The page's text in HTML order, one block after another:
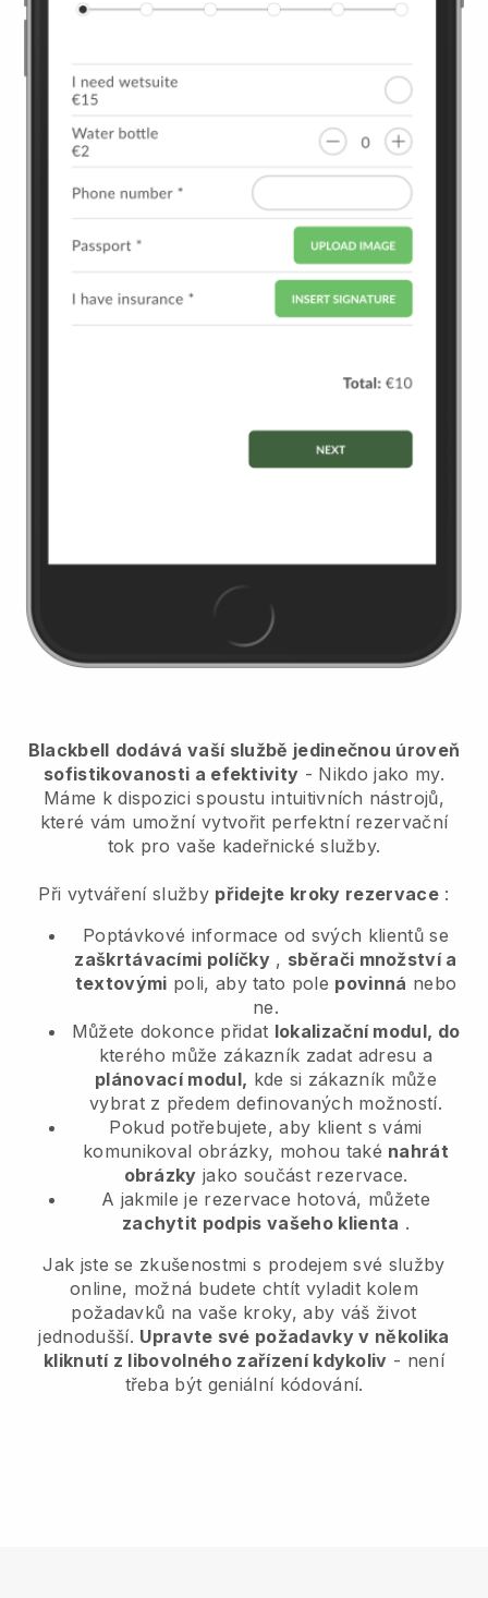
Blackbell dodává vaší službě jedinečnou úroveň
sofistikovanosti a efektivity - Nikdo jako my.
Máme k dispozici spoustu intuitivních nástrojů,
které vám umožní vytvořit perfektní rezervační
tok pro vaše kadeřnické služby.
Při vytváření služby přidejte kroky rezervace:
Poptávkové informace od svých klientů se
zaškrtávacími políčky , sběrači množství a
textovými poli, aby tato pole povinná nebo
ne.
Můžete dokonce přidat lokalizační modul, do
kterého může zákazník zadat adresu a
plánovací modul, kde si zákazník může
vybrat z předem definovaných možností.
Pokud potřebujete, aby klient s vámi
komunikoval obrázky, mohou také nahrát
obrázky jako součást rezervace.
A jakmile je rezervace hotová, můžete
zachytit podpis vašeho klienta .
Jak jste se zkušenostmi s prodejem své služby
online, možná budete chtít vyladit kolem
požadavků na vaše kroky, aby váš život
jednodušší. Upravte své požadavky v několika
kliknutí z libovolného zařízení kdykoliv - není
třeba být geniální kódování.